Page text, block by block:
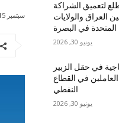
سبتمبر 15, 2024
لتعميق الشراكة
العراق والولايات
المتحدة في البصرة
يونيو 30, 2026
في حقل الزبير
في القطاع
النفطي
يونيو 30, 2026